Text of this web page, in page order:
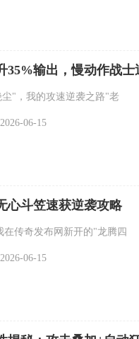
35%输出，慢动作战士
"，我的攻速逆袭之路"老
06-15
心斗笠速获逆袭攻略
在传奇发布网新开的"龙腾四
06-15